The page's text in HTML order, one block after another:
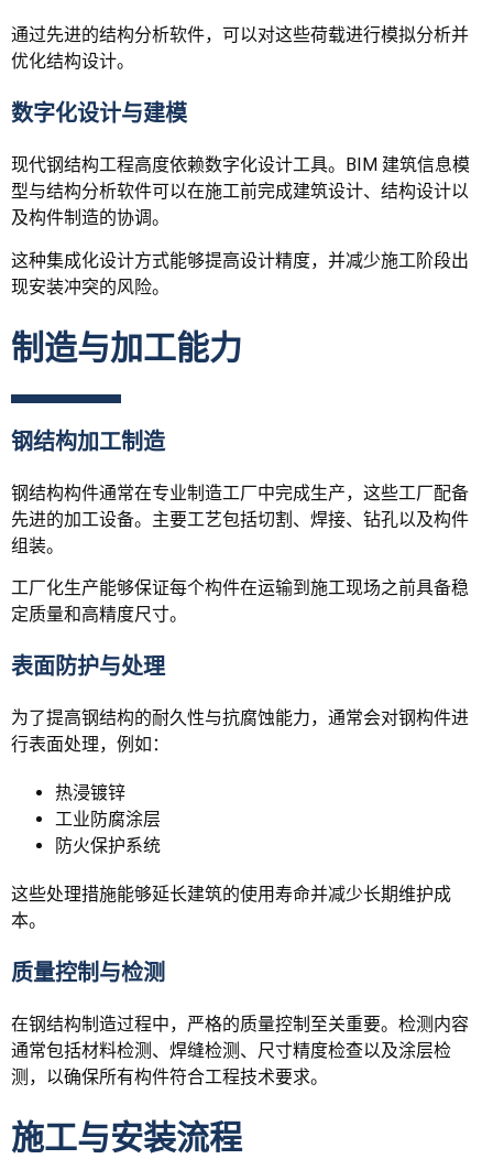
通过先进的结构分析软件，可以对这些荷载进行模拟分析并
优化结构设计。
数字化设计与建模
现代钢结构工程高度依赖数字化设计工具。BIM 建筑信息模
型与结构分析软件可以在施工前完成建筑设计、结构设计以
及构件制造的协调。
这种集成化设计方式能够提高设计精度，并减少施工阶段出
现安装冲突的风险。
制造与加工能力
钢结构加工制造
钢结构构件通常在专业制造工厂中完成生产，这些工厂配备
先进的加工设备。主要工艺包括切割、焊接、钻孔以及构件
组装。
工厂化生产能够保证每个构件在运输到施工现场之前具备稳
定质量和高精度尺寸。
表面防护与处理
为了提高钢结构的耐久性与抗腐蚀能力，通常会对钢构件进
行表面处理，例如：
热浸镀锌
工业防腐涂层
防火保护系统
这些处理措施能够延长建筑的使用寿命并减少长期维护成
本。
质量控制与检测
在钢结构制造过程中，严格的质量控制至关重要。检测内容
通常包括材料检测、焊缝检测、尺寸精度检查以及涂层检
测，以确保所有构件符合工程技术要求。
施工与安装流程